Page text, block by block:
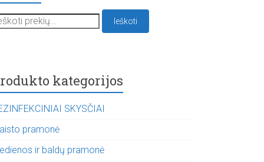
Ieškoti
kategorijos
SKYSČIAI
pramonė
ir baldų pramonė